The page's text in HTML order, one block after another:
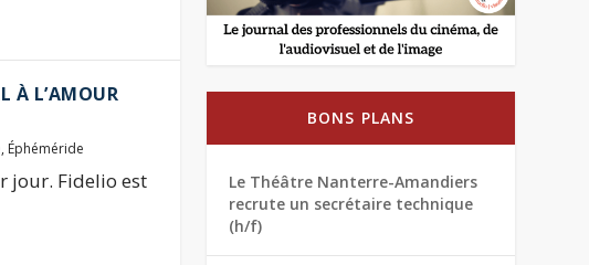
À L’AMOUR
, Éphéméride
jour. Fidelio est
BONS PLANS
Le Théâtre Nanterre-Amandiers
recrute un secrétaire technique
(h/f)